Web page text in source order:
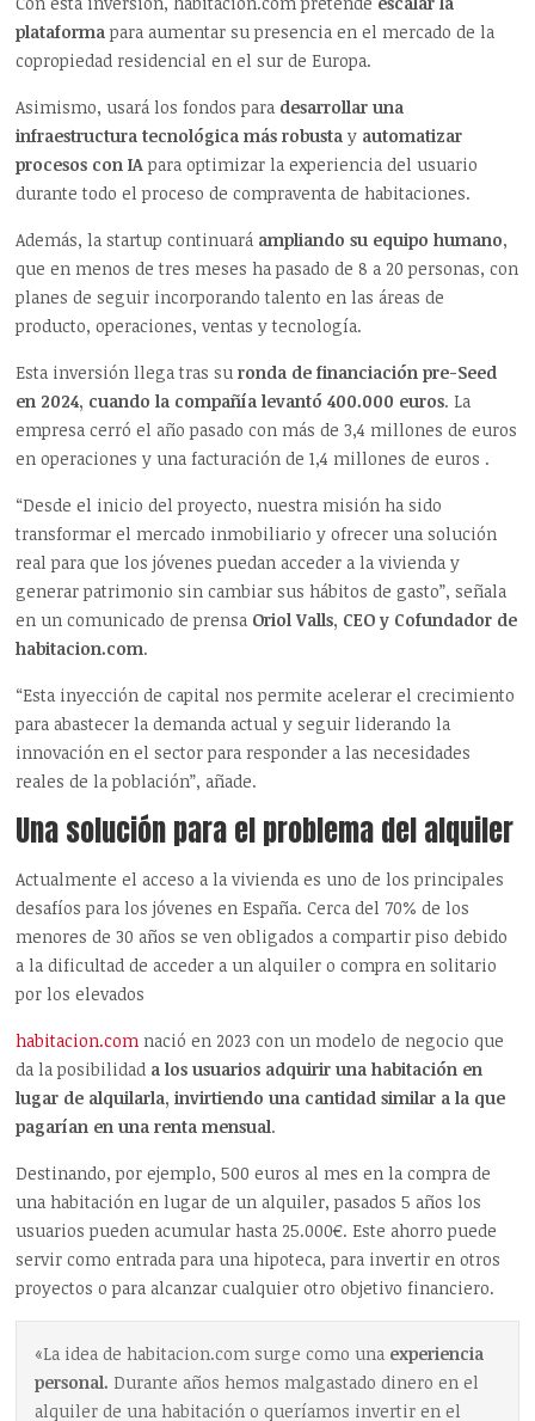
plataformapara aumentar su presencia en el mercado de la
copropiedad residencial en el sur de Europa.
Asimismo, usará los fondos para desarrollar una
infraestructura tecnológica más robusta y automatizar
procesos con IApara optimizar la experiencia del usuario
durante todo el proceso de compraventa de habitaciones.
Además, la startup continuará ampliando su equipo humano,
queen menos de tres meses ha pasado de 8 a 20 personas, con
planes de seguir incorporando talento en las áreas de
producto, operaciones, ventas y tecnología.
Esta inversión llega tras su ronda de financiación pre-Seed
en 2024, cuando la compañía levantó 400.000 euros. La
empresa cerró el año pasado con más de3,4 millones de euros
en operaciones y una facturación de 1,4 millones de euros .
“Desde el inicio del proyecto, nuestra misión ha sido
transformar el mercado inmobiliario y ofrecer una solución
real para que los jóvenes puedan acceder a la vivienda y
generar patrimonio sin cambiar sus hábitos de gasto”, señala
en un comunicado de prensa Oriol Valls, CEO y Cofundador de
habitacion.com.
“Esta inyección de capital nos permite acelerar el crecimiento
para abastecer la demanda actual y seguir liderando la
innovación en el sector para responder a las necesidades
reales de la población”, añade.
Una solución para el problema del alquiler
Actualmente el acceso a la vivienda es uno de los principales
desafíos para los jóvenes en España.Cerca del 70% de los
menores de 30 años se ven obligados a compartir piso debido
a la dificultad de acceder a un alquiler o compra en solitario
por los elevados
habitacion.com nació en 2023 con un modelo de negocio que
da la posibilidad a los usuarios adquirir una habitación en
lugar de alquilarla, invirtiendo una cantidad similar a la que
pagarían en una renta mensual.
Destinando, por ejemplo, 500 euros al mes en la compra de
una habitación en lugar de un alquiler, pasados 5 años los
usuarios pueden acumular hasta 25.000€. Este ahorro puede
servir como entrada para una hipoteca, para invertir en otros
proyectos o para alcanzar cualquier otro objetivo financiero.
«La idea de habitacion.com surge como una experiencia
personal. Durante años hemos malgastado dinero en el
alquiler de una habitación o queríamos invertir en el